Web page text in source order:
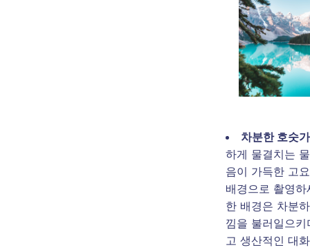
차분한 호숫
하게 물결치는
음이 가득한 고
배경으로 촬영
한 배경은 차분
낌을 불러일으
고 생산적인 대